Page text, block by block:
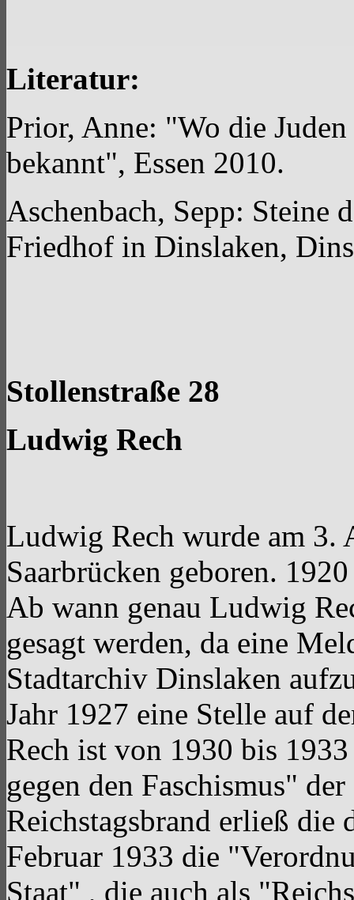
Literatur:
Prior, Anne: "Wo die
bekannt", Essen 2010.
Aschenbach, Sepp: Steine
Friedhof in Dinslaken,
Stollenstraße 28
Ludwig Rech
Ludwig Rech wurde am 3.
Saarbrücken geboren.
Ab wann genau Ludwig
gesagt werden, da eine
Stadtarchiv Dinslaken
Jahr 1927 eine Stelle auf
Rech ist von 1930 bis
gegen den Faschismus"
Reichstagsbrand erließ die
Februar 1933 die
Staat" , die auch als